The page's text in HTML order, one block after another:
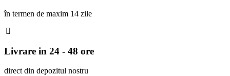
în termen de maxim 14 zile
Livrare in 24 - 48 ore
direct din depozitul nostru